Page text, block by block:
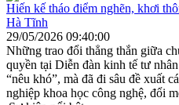
Hiến kế tháo điểm nghẽn, khơi
Hà Tĩnh
29/05/2026 09:40:00
Những trao đổi thẳng thắn giữa
quyền tại Diễn đàn kinh tế tư
“nêu khó”, mà đã đi sâu đề xuất
nghiệp khoa học công nghệ, đổi